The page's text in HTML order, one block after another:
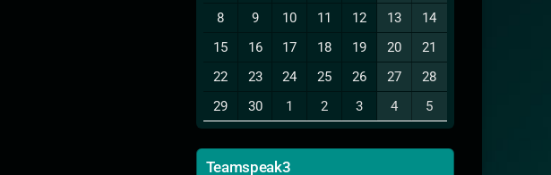
8
9 10 11 12 13
14
15
16 17 18 19 20
21
22
23 24 25 26 27
28
29
30 1 2 3 4 5
Teamspeak3